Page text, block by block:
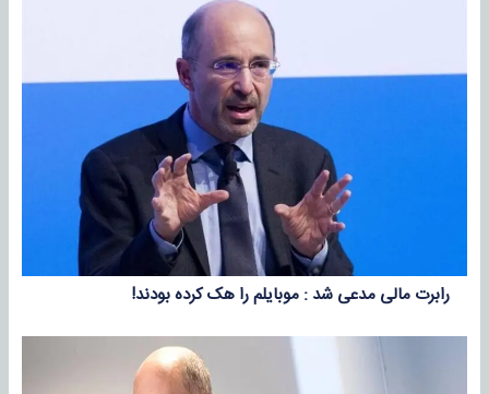
رابرت مالی مدعی شد : موبایلم را هک کرده بودند!